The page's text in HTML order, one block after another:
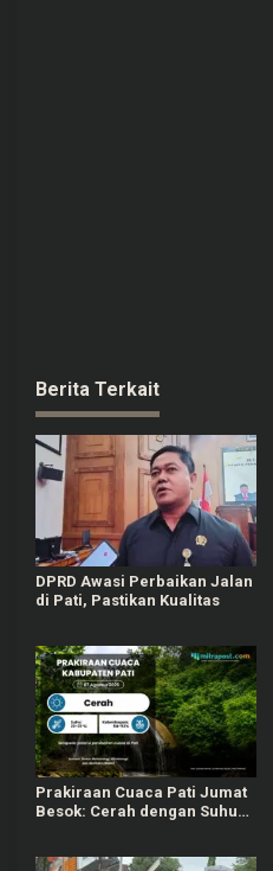
Berita Terkait
DPRD Awasi Perbaikan Jalan
di Pati, Pastikan Kualitas
Prakiraan Cuaca Pati Jumat
Besok: Cerah dengan Suhu